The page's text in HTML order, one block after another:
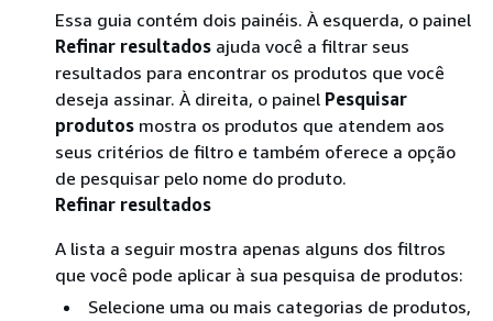
Essa guia contém dois painéis. À esquerda, o painel
Refinar resultados ajuda você a filtrar seus
resultados para encontrar os produtos que você
deseja assinar. À direita, o painel Pesquisar
produtos mostra os produtos que atendem aos
seus critérios de filtro e também oferece a opção
de pesquisar pelo nome do produto.
Refinar resultados
A lista a seguir mostra apenas alguns dos filtros
que você pode aplicar à sua pesquisa de produtos:
Selecione uma ou mais categorias de produtos,